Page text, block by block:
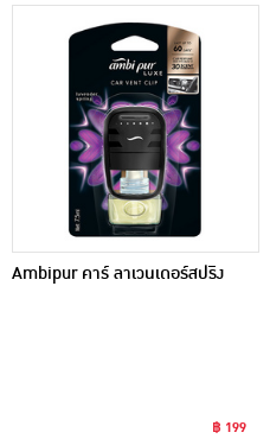
Ambipur คาร์ ลาเวนเดอร์สปริง
฿ 199